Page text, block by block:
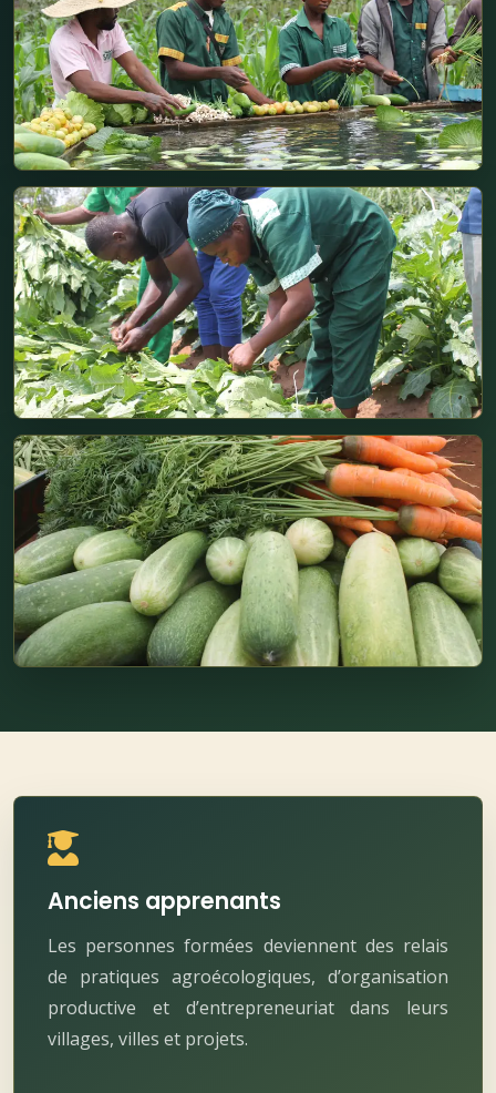
Anciens apprenants
Les personnes formées deviennent des relais
de pratiques agroécologiques, d’organisation
productive et d’entrepreneuriat dans leurs
villages, villes et projets.